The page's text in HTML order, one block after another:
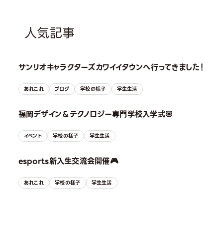
人気記事
サンリオキャラクターズカワイイタウンへ行ってきました！
あれこれ ブログ 学校の様子 学生生活
福岡デザイン＆テクノロジー専門学校入学式🌸
イベント 学校の様子 学生生活
esports新入生交流会開催🎮
あれこれ 学校の様子 学生生活